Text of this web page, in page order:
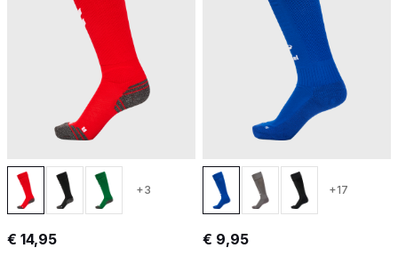
+3
€ 14,95
+17
€ 9,95